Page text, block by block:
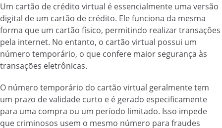
Um cartão de crédito virtual é essencialmente uma versão
digital de um cartão de crédito. Ele funciona da mesma
forma que um cartão físico, permitindo realizar transações
pela internet. No entanto, o cartão virtual possui um
número temporário, o que confere maior segurança às
transações eletrônicas.
O número temporário do cartão virtual geralmente tem
um prazo de validade curto e é gerado especificamente
para uma compra ou um período limitado. Isso impede
que criminosos usem o mesmo número para fraudes